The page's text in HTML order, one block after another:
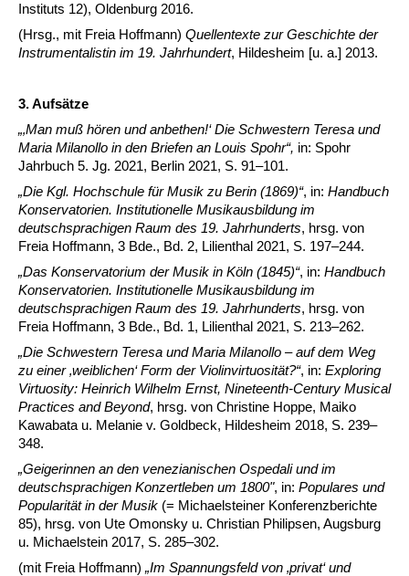
Instituts 12), Oldenburg 2016.
(Hrsg., mit Freia Hoffmann) Quellentexte zur Geschichte der
Instrumentalistin im 19. Jahrhundert, Hildesheim [u. a.] 2013.
3. Aufsätze
„‚Man muß hören und anbethen!‘ Die Schwestern Teresa und
Maria Milanollo in den Briefen an Louis Spohr“, in: Spohr
Jahrbuch 5. Jg. 2021, Berlin 2021, S. 91–101.
„Die Kgl. Hochschule für Musik zu Berin (1869)“, in: Handbuch
Konservatorien. Institutionelle Musikausbildung im
deutschsprachigen Raum des 19. Jahrhunderts, hrsg. von
Freia Hoffmann, 3 Bde., Bd. 2, Lilienthal 2021, S. 197–244.
„Das Konservatorium der Musik in Köln (1845)“, in: Handbuch
Konservatorien. Institutionelle Musikausbildung im
deutschsprachigen Raum des 19. Jahrhunderts, hrsg. von
Freia Hoffmann, 3 Bde., Bd. 1, Lilienthal 2021, S. 213–262.
„Die Schwestern Teresa und Maria Milanollo – auf dem Weg
zu einer ‚weiblichen‘ Form der Violinvirtuosität?“, in: Exploring
Virtuosity: Heinrich Wilhelm Ernst, Nineteenth-Century Musical
Practices and Beyond, hrsg. von Christine Hoppe, Maiko
Kawabata u. Melanie v. Goldbeck, Hildesheim 2018, S. 239–
348.
„Geigerinnen an den venezianischen Ospedali und im
deutschsprachigen Konzertleben um 1800", in: Populares und
Popularität in der Musik (= Michaelsteiner Konferenzberichte
85), hrsg. von Ute Omonsky u. Christian Philipsen, Augsburg
u. Michaelstein 2017, S. 285–302.
(mit Freia Hoffmann) „Im Spannungsfeld von ‚privat‘ und